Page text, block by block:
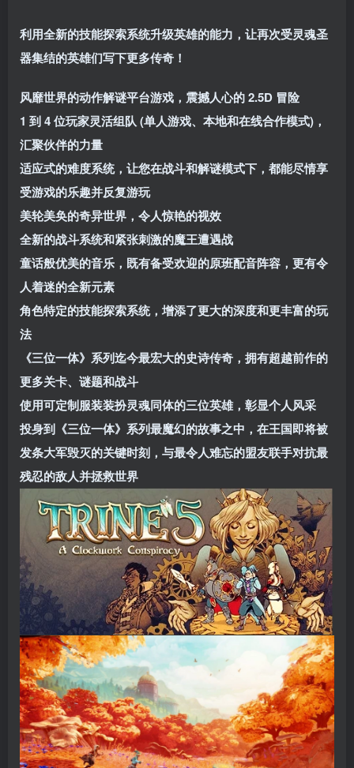
利用全新的技能探索系统升级英雄的能力，让再次受灵魂圣
器集结的英雄们写下更多传奇！
风靡世界的动作解谜平台游戏，震撼人心的 2.5D 冒险
1 到 4 位玩家灵活组队 (单人游戏、本地和在线合作模式)，
汇聚伙伴的力量
适应式的难度系统，让您在战斗和解谜模式下，都能尽情享
受游戏的乐趣并反复游玩
美轮美奂的奇异世界，令人惊艳的视效
全新的战斗系统和紧张刺激的魔王遭遇战
童话般优美的音乐，既有备受欢迎的原班配音阵容，更有令
人着迷的全新元素
角色特定的技能探索系统，增添了更大的深度和更丰富的玩
法
《三位一体》系列迄今最宏大的史诗传奇，拥有超越前作的
更多关卡、谜题和战斗
使用可定制服装装扮灵魂同体的三位英雄，彰显个人风采
投身到《三位一体》系列最魔幻的故事之中，在王国即将被
发条大军毁灭的关键时刻，与最令人难忘的盟友联手对抗最
残忍的敌人并拯救世界